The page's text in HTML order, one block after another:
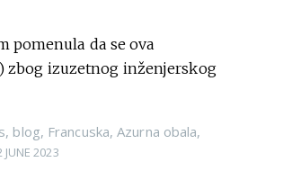
pomenula da se ova
zbog izuzetnog inženjerskog
, blog, Francuska,Azurna obala,
JUNE 2023